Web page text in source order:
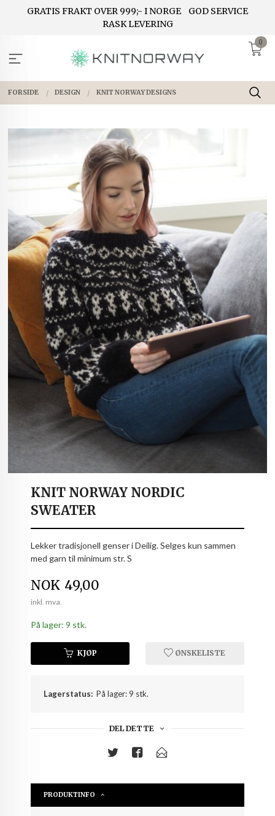
GRATIS FRAKT OVER 999;- I NORGE
GOD SERVICE
RASK LEVERING
0
FORSIDE DESIGN KNIT NORWAY DESIGNS
KNIT NORWAY NORDIC
SWEATER
Lekker tradisjonell genser i Deilig. Selges kun sammen
med garn til minimum str. S
Pris
NOK 49,00
inkl. mva.
På lager: 9 stk.
KJØP ØNSKELISTE
Lagerstatus: På lager: 9 stk.
DEL DETTE
PRODUKTINFO